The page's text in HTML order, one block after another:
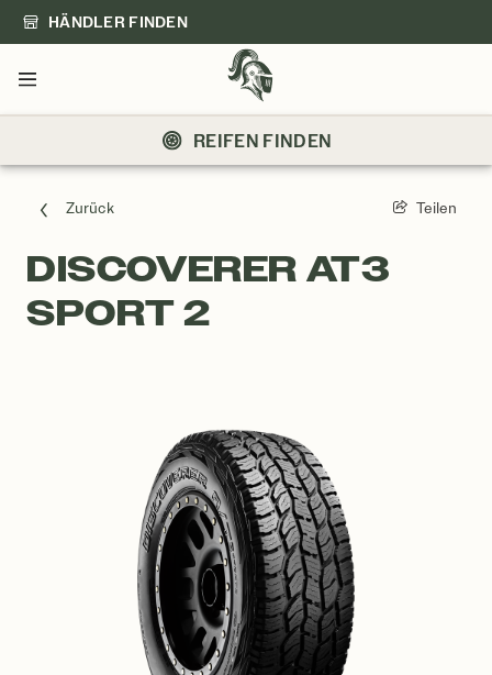
HÄNDLER FINDEN
Menü
REIFEN FINDEN
Zurück Teilen
DISCOVERER AT3
SPORT 2